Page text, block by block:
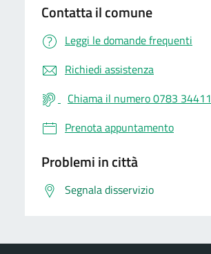
Contatta il comune
Leggi le domande frequenti
Richiedi assistenza
Chiama il numero 0783 34411
Prenota appuntamento
Problemi in città
Segnala disservizio